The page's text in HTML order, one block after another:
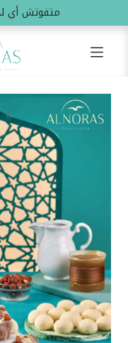
متفوتش أي